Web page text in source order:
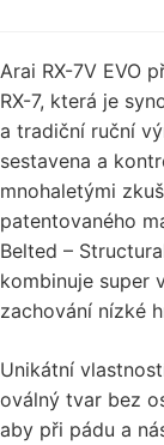
Arai RX-7V EVO
RX-7, která je
a tradiční ruční
sestavena a
mnohaletými
patentovaného
Belted –
kombinuje super
zachování nízké
Unikátní
oválný tvar bez
aby při pádu a